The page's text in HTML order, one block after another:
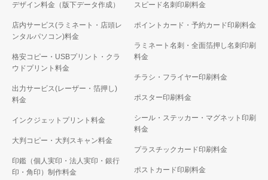
デザイン料金（版下データ作成）
店内サービス(ラミネート・店頭レ
ンタルパソコン)料金
格安コピー・USBプリント・クラ
ウドプリント料金
出力サービス(レーザー・箔押し)
料金
インクジェットプリント料金
大判コピー・大判スキャン料金
印鑑（個人実印・法人実印・銀行
印・角印）制作料金
スピード名刺印刷料金
ポイントカード・予約カード印刷料金
ラミネート名刺・全面箔押し名刺印刷
料金
チラシ・フライヤー印刷料金
ポスター印刷料金
シール・ステッカー・マグネット印刷
料金
プラスチックカード印刷料金
ポストカード印刷料金